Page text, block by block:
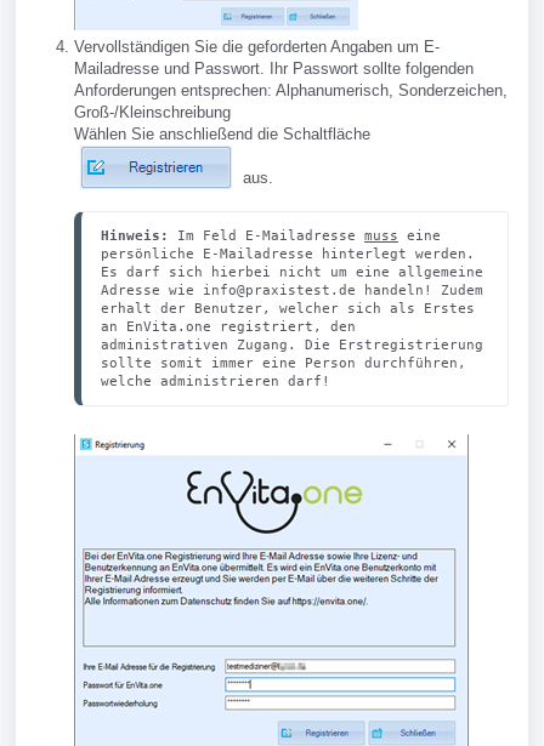
Vervollständigen Sie die geforderten Angaben um E-
Mailadresse und Passwort. Ihr Passwort sollte folgenden
Anforderungen entsprechen: Alphanumerisch, Sonderzeichen,
Groß-/Kleinschreibung
Wählen Sie anschließend die Schaltfläche
aus.
Hinweis: Im Feld E-Mailadresse muss eine
persönliche E-Mailadresse hinterlegt werden.
Es darf sich hierbei nicht um eine allgemeine
Adresse wie info@praxistest.de handeln! Zudem
erhalt der Benutzer, welcher sich als Erstes
an EnVita.one registriert, den
administrativen Zugang. Die Erstregistrierung
sollte somit immer eine Person durchführen,
welche administrieren darf!